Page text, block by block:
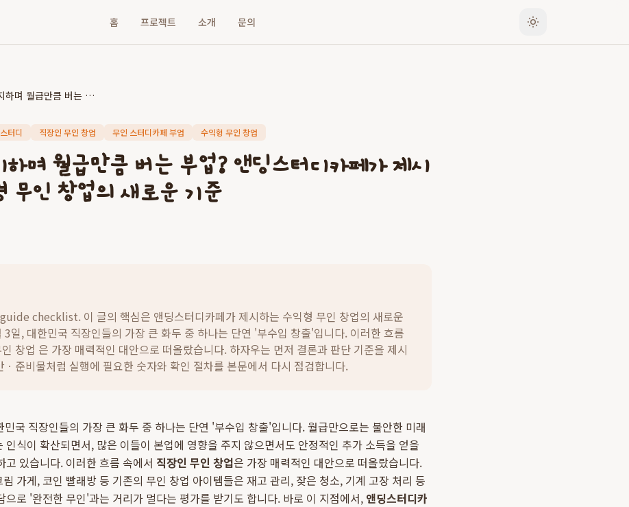
홈 프로젝트 소개 문의
본업을 유지하며 월급만큼 버는 부업? 앤딩스터디카페가 제시하는 수익형 무인 창업의 새로운 기준
터디 직장인 무인 창업 무인 스터디카페 부업 수익형 무인 창업
하며 월급만큼 버는 부업? 앤딩스터디카페가 제시
무인 창업의 새로운 기준
checklist. 이 글의 핵심은 앤딩스터디카페가 제시하는 수익형 무인 창업의 새로운
일, 대한민국 직장인들의 가장 큰 화두 중 하나는 단연 '부수입 창출'입니다. 이러한 흐름
창업 은 가장 매력적인 대안으로 떠올랐습니다. 하자우는 먼저 결론과 판단 기준을 제시
ㆍ준비물처럼 실행에 필요한 숫자와 확인 절차를 본문에서 다시 점검합니다.
국 직장인들의 가장 큰 화두 중 하나는 단연 '부수입 창출'입니다. 월급만으로는 불안한 미래
인식이 확산되면서, 많은 이들이 본업에 영향을 주지 않으면서도 안정적인 추가 소득을 얻을
고 있습니다. 이러한 흐름 속에서 직장인 무인 창업은 가장 매력적인 대안으로 떠올랐습니다.
가게, 코인 빨래방 등 기존의 무인 창업 아이템들은 재고 관리, 잦은 청소, 기계 고장 처리 등
으로 '완전한 무인'과는 거리가 멀다는 평가를 받기도 합니다. 바로 이 지점에서, 앤딩스터디카